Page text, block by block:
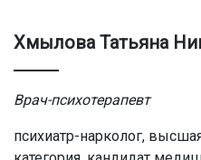
Хмылова Татьяна
Врач-психотерапевт
психиатр-нарколог,